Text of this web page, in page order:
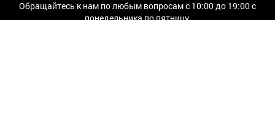
Обращайтесь к нам по любым вопросам с 10:00 до 19:00 с
понедельника по пятницу.